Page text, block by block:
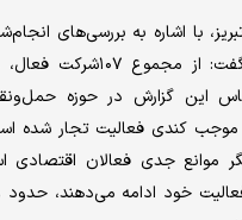
با اشاره به بررسی‌های
بر اساس این گزارش در حوزه
کندی فعالیت تجار شده
موانع جدی فعالان